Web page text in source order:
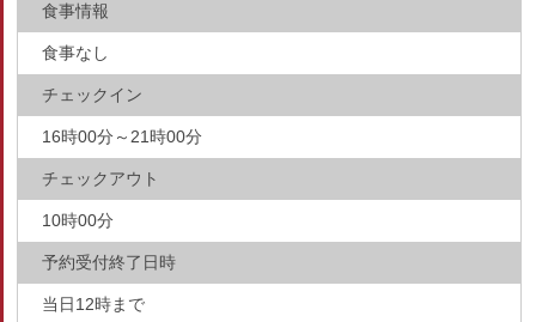
食事情報
食事なし
チェックイン
16時00分～21時00分
チェックアウト
10時00分
予約受付終了日時
当日12時まで